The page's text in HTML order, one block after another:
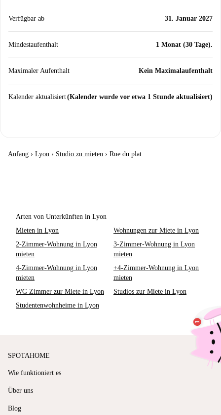
Verfügbar ab 31. Januar 2027
Mindestaufenthalt 1 Monat (30 Tage).
Maximaler Aufenthalt Kein Maximalaufenthalt
Kalender aktualisiert(Kalender wurde vor etwa 1 Stunde aktualisiert)
Anfang › Lyon › Studio zu mieten › Rue du plat
Arten von Unterkünften in Lyon
Mieten in Lyon
Wohnungen zur Miete in Lyon
2-Zimmer-Wohnung in Lyon
mieten
3-Zimmer-Wohnung in Lyon
mieten
4-Zimmer-Wohnung in Lyon
mieten
+4-Zimmer-Wohnung in Lyon
mieten
WG Zimmer zur Miete in Lyon
Studios zur Miete in Lyon
Studentenwohnheime in Lyon
SPOTAHOME
Wie funktioniert es
Über uns
Blog